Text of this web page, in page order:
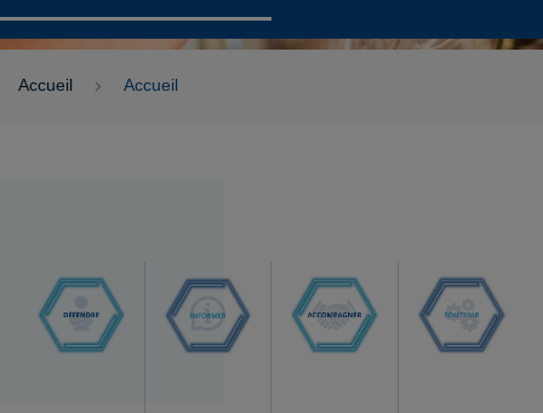
Accueil Accueil